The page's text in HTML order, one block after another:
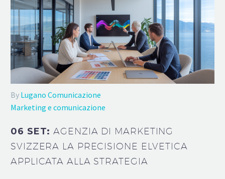
By Lugano Comunicazione
Marketing e comunicazione
06 SET:AGENZIA DI MARKETING
SVIZZERA LA PRECISIONE ELVETICA
APPLICATA ALLA STRATEGIA